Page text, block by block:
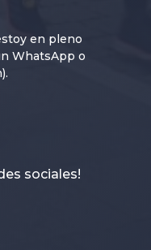
en pleno
WhatsApp o
sociales!